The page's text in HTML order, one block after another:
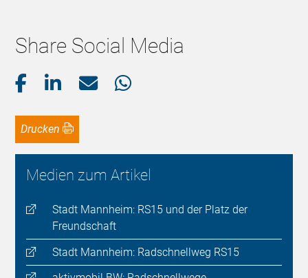
Share Social Media
Drucken
Medien zum Artikel
Stadt Mannheim: RS15 und der Platz der
Freundschaft
Stadt Mannheim: Radschnellweg RS15